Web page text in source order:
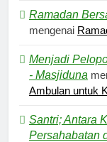
Ramadan
mengenai
Menjadi
- Masjiduna
Ambulan untuk
Santri; Antara
Persahabatan